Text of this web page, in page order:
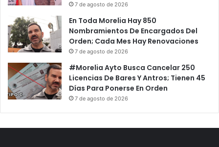
7 de agosto de 2026
En Toda Morelia Hay 850
Nombramientos De Encargados Del
Orden; Cada Mes Hay Renovaciones
7 de agosto de 2026
#Morelia Ayto Busca Cancelar 250
Licencias De Bares Y Antros; Tienen 45
Días Para Ponerse En Orden
7 de agosto de 2026